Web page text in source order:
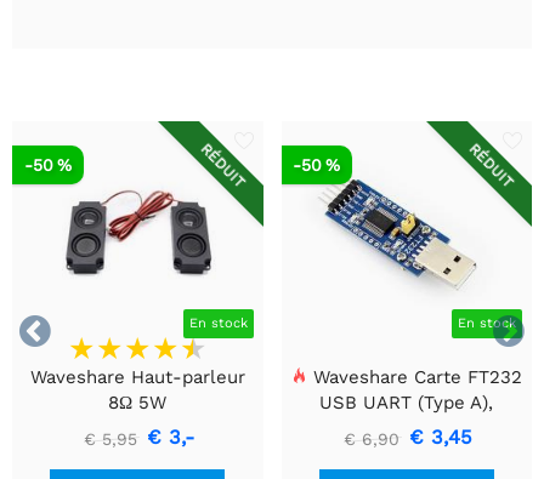


RÉDUIT
En stock
-50 %
Waveshare Haut-parleur
8Ω 5W
€ 5,95 € 3,-
RÉDUIT
En stock
-50 %
Waveshare Carte FT232
USB UART (Type A),
Module de communication
USB vers TTL (UART)
€ 6,90 € 3,45